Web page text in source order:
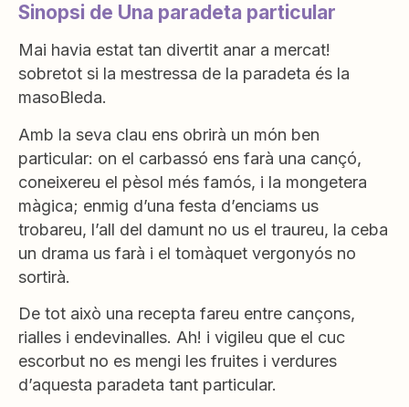
Sinopsi de Una paradeta particular
Mai havia estat tan divertit anar a mercat!
sobretot si la mestressa de la paradeta és la
masoBleda.
Amb la seva clau ens obrirà un món ben
particular: on el carbassó ens farà una cançó,
coneixereu el pèsol més famós, i la mongetera
màgica; enmig d’una festa d’enciams us
trobareu, l’all del damunt no us el traureu, la ceba
un drama us farà i el tomàquet vergonyós no
sortirà.
De tot això una recepta fareu entre cançons,
rialles i endevinalles. Ah! i vigileu que el cuc
escorbut no es mengi les fruites i verdures
d’aquesta paradeta tant particular.